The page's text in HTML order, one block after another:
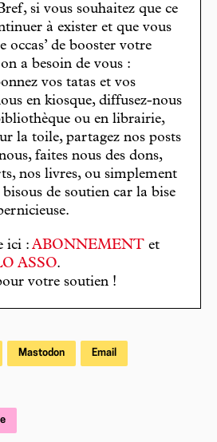
si vous souhaitez que ce
à exister et que vous
occas’ de booster votre
a besoin de vous :
vos tatas et vos
en kiosque, diffusez-nous
ou en librairie,
la toile, partagez nos posts
faites nous des dons,
nos livres, ou simplement
bisous de soutien car la bise
ici : ABONNEMENT et
ASSO.
votre soutien !
Mastodon Email